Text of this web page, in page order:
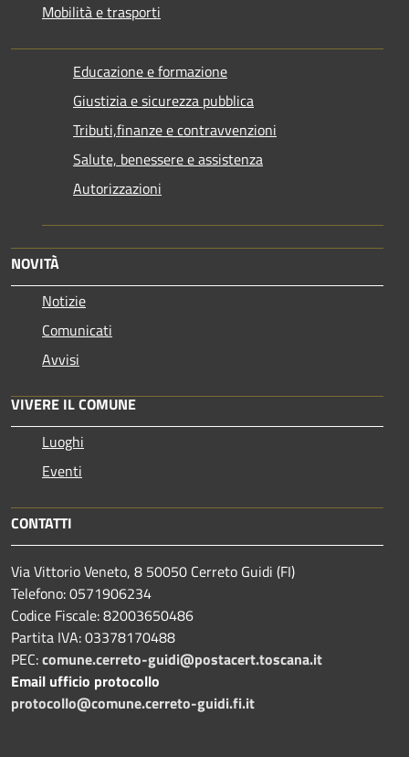
Mobilità e trasporti
Educazione e formazione
Giustizia e sicurezza pubblica
Tributi,finanze e contravvenzioni
Salute, benessere e assistenza
Autorizzazioni
NOVITÀ
Notizie
Comunicati
Avvisi
VIVERE IL COMUNE
Luoghi
Eventi
CONTATTI
Via Vittorio Veneto, 8 50050 Cerreto Guidi (FI)
Telefono: 0571906234
Codice Fiscale: 82003650486
Partita IVA: 03378170488
PEC:comune.cerreto-guidi@postacert.toscana.it
Email ufficio protocollo
protocollo@comune.cerreto-guidi.fi.it